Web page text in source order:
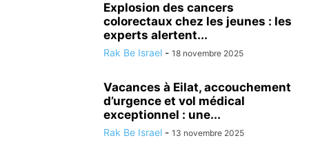
Explosion des cancers
colorectaux chez les jeunes : les
experts alertent...
Rak Be Israel - 18 novembre 2025
Vacances à Eilat, accouchement
d’urgence et vol médical
exceptionnel : une...
Rak Be Israel - 13 novembre 2025